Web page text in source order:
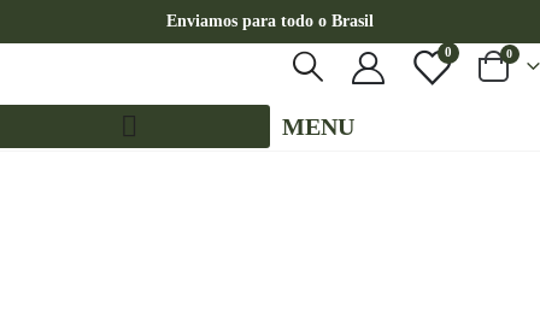
Enviamos para todo o Brasil
0 0
MENU